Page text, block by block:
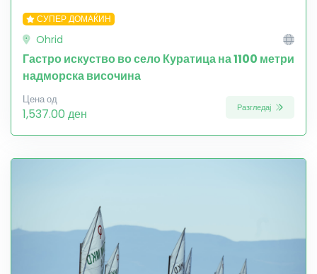
СУПЕР ДОМАЌИН
Ohrid
Гастро искуство во село Куратица на 1100 метри
надморска височина
Цена од
1,537.00 ден Разгледај